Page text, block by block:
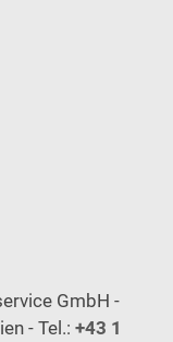
GmbH -
- Tel.: +43 1